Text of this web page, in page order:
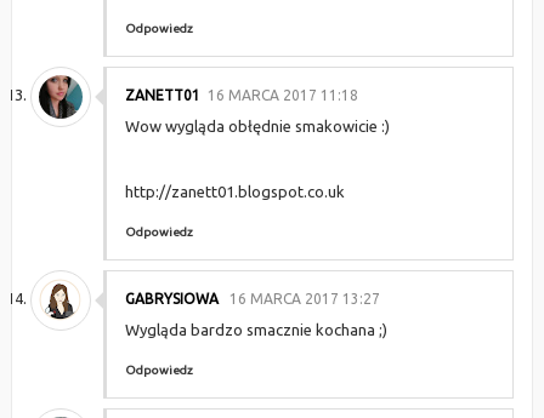
Odpowiedz
ZANETT01 16 MARCA 2017 11:18
Wow wygląda obłędnie smakowicie :)
http://zanett01.blogspot.co.uk
Odpowiedz
GABRYSIOWA 16 MARCA 2017 13:27
Wygląda bardzo smacznie kochana ;)
Odpowiedz